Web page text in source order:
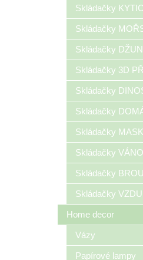
Skládačky
Skládačky
Skládačky
Skládačky 3D
Skládačky
Skládačky
Skládačky
Skládačky
Skládačky
Skládačky
Home decor
Vázy
Papírové lampy